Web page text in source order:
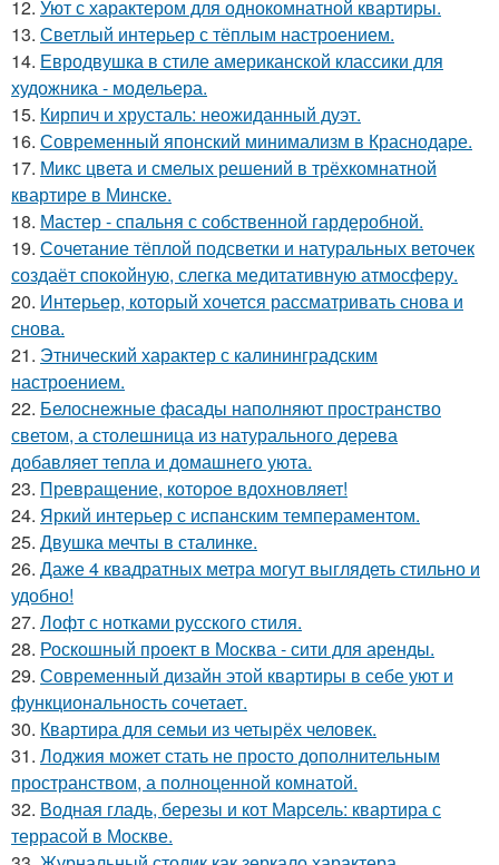
12. Уют с характером для однокомнатной квартиры.
13. Светлый интерьер с тёплым настроением.
14. Евродвушка в стиле американской классики для
художника - модельера.
15. Кирпич и хрусталь: неожиданный дуэт.
16. Современный японский минимализм в Краснодаре.
17. Микс цвета и смелых решений в трёхкомнатной
квартире в Минске.
18. Мастер - спальня с собственной гардеробной.
19. Сочетание тёплой подсветки и натуральных веточек
создаёт спокойную, слегка медитативную атмосферу.
20. Интерьер, который хочется рассматривать снова и
снова.
21. Этнический характер с калининградским
настроением.
22. Белоснежные фасады наполняют пространство
светом, а столешница из натурального дерева
добавляет тепла и домашнего уюта.
23. Превращение, которое вдохновляет!
24. Яркий интерьер с испанским темпераментом.
25. Двушка мечты в сталинке.
26. Даже 4 квадратных метра могут выглядеть стильно и
удобно!
27. Лофт с нотками русского стиля.
28. Роскошный проект в Москва - сити для аренды.
29. Современный дизайн этой квартиры в себе уют и
функциональность сочетает.
30. Квартира для семьи из четырёх человек.
31. Лоджия может стать не просто дополнительным
пространством, а полноценной комнатой.
32. Водная гладь, березы и кот Марсель: квартира с
террасой в Москве.